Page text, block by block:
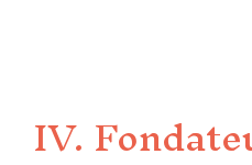
IV.